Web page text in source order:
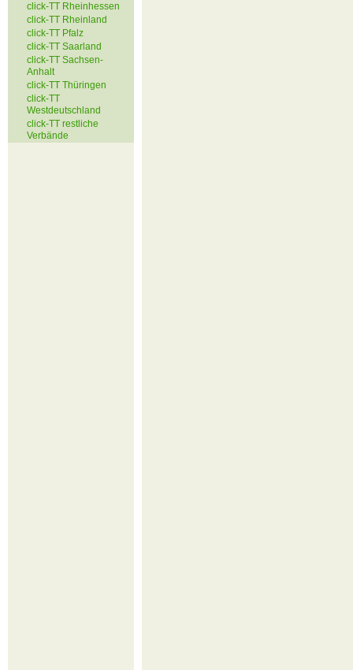
click-TT Rheinhessen
click-TT Rheinland
click-TT Pfalz
click-TT Saarland
click-TT Sachsen-
Anhalt
click-TT Thüringen
click-TT
Westdeutschland
click-TT restliche
Verbände